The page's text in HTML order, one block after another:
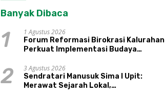
Banyak Dibaca
1
1 Agustus 2026
Forum Reformasi Birokrasi Kalurahan
Perkuat Implementasi Budaya
Kepamongan DIY
2
3 Agustus 2026
Sendratari Manusuk Sima I Upit:
Merawat Sejarah Lokal,